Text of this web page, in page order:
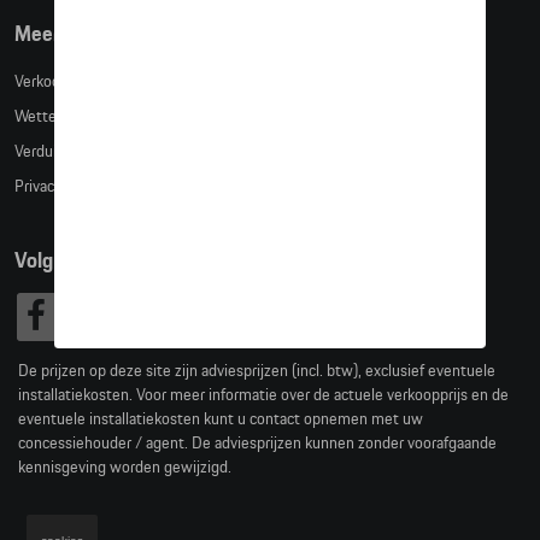
Meer info
Verkoopsvoorwaarden
Wettelijke bepalingen
Verduidelijking kledingmaten
Privacybeleid
Volg Ons
De prijzen op deze site zijn adviesprijzen (incl. btw), exclusief eventuele
installatiekosten. Voor meer informatie over de actuele verkoopprijs en de
eventuele installatiekosten kunt u contact opnemen met uw
concessiehouder / agent. De adviesprijzen kunnen zonder voorafgaande
kennisgeving worden gewijzigd.